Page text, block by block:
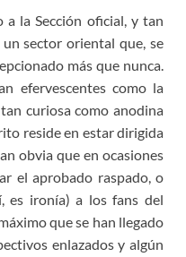
a la Sección oficial, y tan
sector oriental que, se
más que nunca.
efervescentes como la
curiosa como anodina
reside en estar dirigida
obvia que en ocasiones
el aprobado raspado, o
es ironía) a los fans del
que se han llegado
enlazados y algún